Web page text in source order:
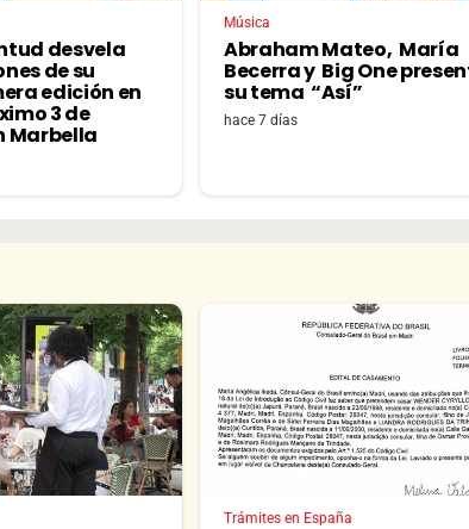
desvela
de su
edición en
3 de
Marbella
Música
Abraham Mateo, María
Becerra y Big One
su tema “Así”
hace 7 días
Trámites en España